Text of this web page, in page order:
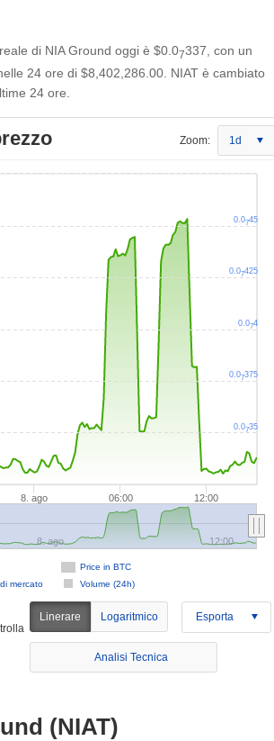
di NIA Ground oggi è $0.07337 , con un
24 ore di $8,402,286.00 . NIAT è cambiato
24 ore.
Zoom: 1d
8. ago 06:00 12:00
Price in BTC
mercato
Volume (24h)
8. ago 12:00
0.0735
0.07375
0.074
0.07425
0.0745
Linerare Logaritmico Esporta
Analisi Tecnica
(NIAT)